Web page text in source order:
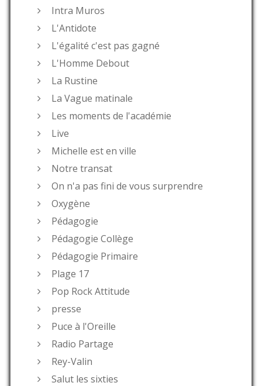
Intra Muros
L'Antidote
L'égalité c'est pas gagné
L'Homme Debout
La Rustine
La Vague matinale
Les moments de l'académie
Live
Michelle est en ville
Notre transat
On n'a pas fini de vous surprendre
Oxygène
Pédagogie
Pédagogie Collège
Pédagogie Primaire
Plage 17
Pop Rock Attitude
presse
Puce à l'Oreille
Radio Partage
Rey-Valin
Salut les sixties